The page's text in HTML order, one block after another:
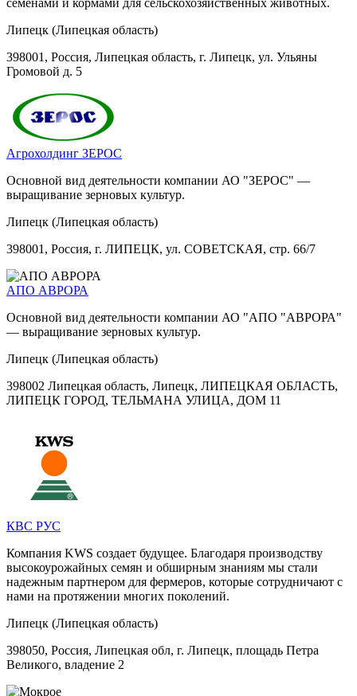
Липецк (Липецкая область)
398001, Россия, Липецкая область, г. Липецк, ул. Ульяны
Громовой д. 5
Агрохолдинг ЗЕРОС
Основной вид деятельности компании АО "ЗЕРОС" —
выращивание зерновых культур.
Липецк (Липецкая область)
398001, Россия, г. ЛИПЕЦК, ул. СОВЕТСКАЯ, стр. 66/7
АПО АВРОРА
Основной вид деятельности компании АО "АПО "АВРОРА"
— выращивание зерновых культур.
Липецк (Липецкая область)
398002 Липецкая область, Липецк, ЛИПЕЦКАЯ ОБЛАСТЬ,
ЛИПЕЦК ГОРОД, ТЕЛЬМАНА УЛИЦА, ДОМ 11
КВС РУС
Компания KWS создает будущее. Благодаря производству
высокоурожайных семян и обширным знаниям мы стали
надежным партнером для фермеров, которые сотрудничают с
нами на протяжении многих поколений.
Липецк (Липецкая область)
398050, Россия, Липецкая обл, г. Липецк, площадь Петра
Великого, владение 2